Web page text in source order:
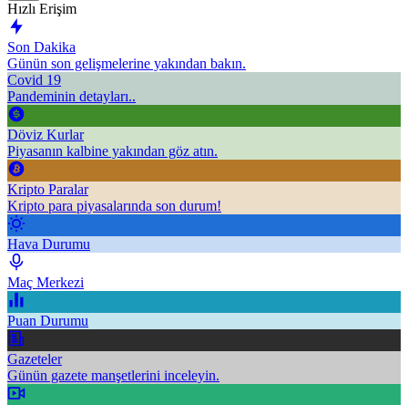
Hızlı Erişim
Son Dakika
Günün son gelişmelerine yakından bakın.
Covid 19
Pandeminin detayları..
Döviz Kurlar
Piyasanın kalbine yakından göz atın.
Kripto Paralar
Kripto para piyasalarında son durum!
Hava Durumu
Maç Merkezi
Puan Durumu
Gazeteler
Günün gazete manşetlerini inceleyin.